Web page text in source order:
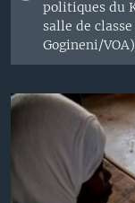
politiques du
salle de
Gogineni/VOA)